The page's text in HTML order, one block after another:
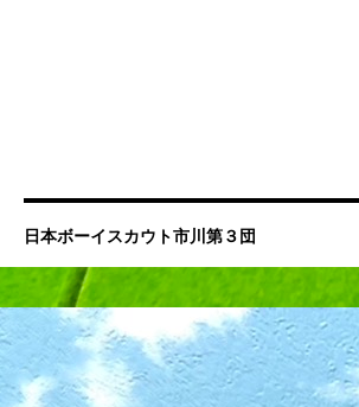
日本ボーイスカウト市川第３団